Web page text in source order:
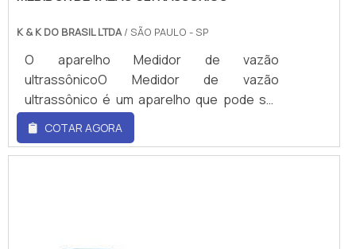
K & K DO BRASIL LTDA/ SÃO PAULO - SP
O aparelho Medidor de vazão
ultrassônicoO Medidor de vazão
ultrassônico é um aparelho que pode ser
utilizado para atender diversas
necessidades. Apresenta grande
qualidade, durabilidade, resistência e ótima
COTAR AGORA